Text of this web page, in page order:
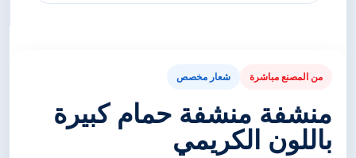
من المصنع مباشرة شعار مخصص
منشفة منشفة حمام كبيرة
باللون الكريمي